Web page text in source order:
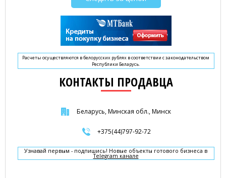
Расчеты осуществляются в белорусских рублях в соответствии с законодательством
Республики Беларусь.
КОНТАКТЫ ПРОДАВЦА
Беларусь, Минская обл., Минск
+375(44)797-92-72
Узнавай первым - подпишись! Новые объекты готового бизнеса в
Telegram канале